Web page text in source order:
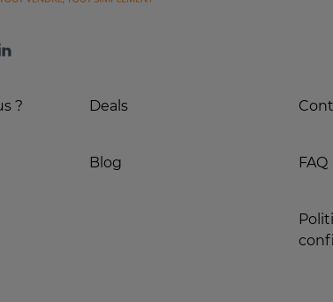
? Deals
Blog FAQ